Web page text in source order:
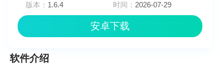
版本： 1.6.4 时间： 2026-07-29
安卓下载
软件介绍